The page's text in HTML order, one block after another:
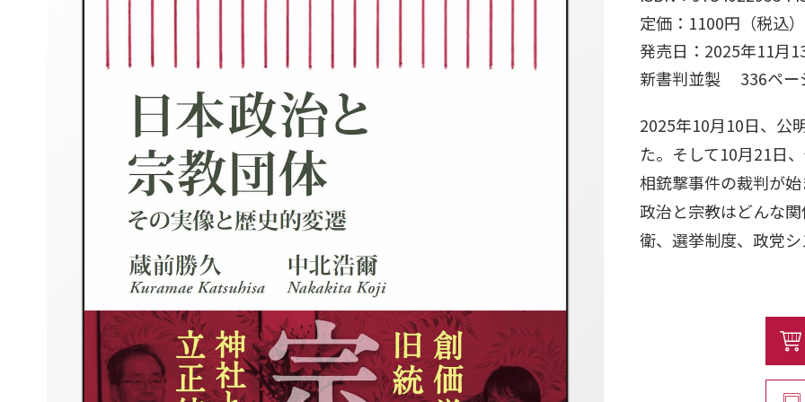
定価：1100円（税込）
発売日：2025年11月
新書判並製 336ペ
2025年10月10日、公
た。そして10月21日
相銃撃事件の裁判が
政治と宗教はどんな
衛、選挙制度、政党
係者の証言と多数の